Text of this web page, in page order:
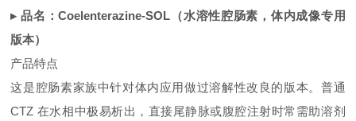
▸ 品名：Coelenterazine‑SOL（水溶性腔肠素，体内成像专用
版本）
产品特点
这是腔肠素家族中针对体内应用做过溶解性改良的版本。普通
CTZ 在水相中极易析出，直接尾静脉或腹腔注射时常需助溶剂